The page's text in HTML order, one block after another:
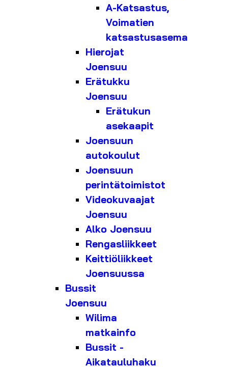
A-Katsastus,
Voimatien
katsastusasema
Hierojat
Joensuu
Erätukku
Joensuu
Erätukun
asekaapit
Joensuun
autokoulut
Joensuun
perintätoimistot
Videokuvaajat
Joensuu
Alko Joensuu
Rengasliikkeet
Keittiöliikkeet
Joensuussa
Bussit
Joensuu
Wilima
matkainfo
Bussit -
Aikatauluhaku